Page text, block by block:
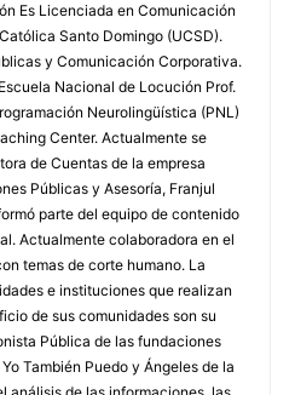
Es Licenciada en Comunicación
Santo Domingo (UCSD).
y Comunicación Corporativa.
Nacional de Locución Prof.
Neurolingüística (PNL)
Center. Actualmente se
de Cuentas de la empresa
Públicas y Asesoría, Franjul
parte del equipo de contenido
Actualmente colaboradora en el
temas de corte humano. La
e instituciones que realizan
de sus comunidades son su
Pública de las fundaciones
También Puedo y Ángeles de la